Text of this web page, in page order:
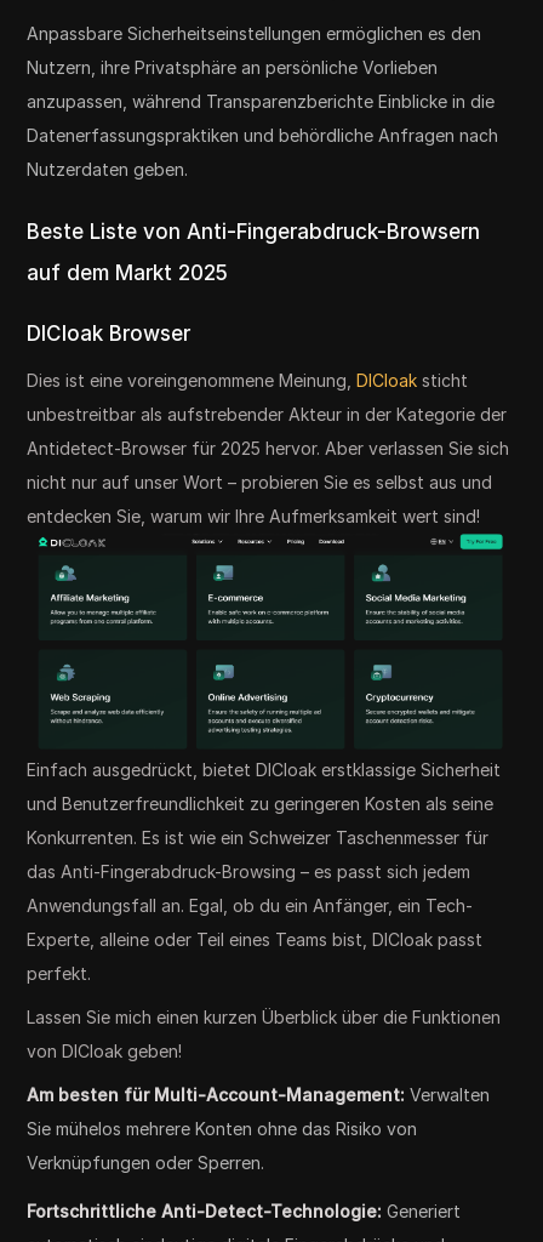
Anpassbare Sicherheitseinstellungen ermöglichen es den
Nutzern, ihre Privatsphäre an persönliche Vorlieben
anzupassen, während Transparenzberichte Einblicke in die
Datenerfassungspraktiken und behördliche Anfragen nach
Nutzerdaten geben.
Beste Liste von Anti-Fingerabdruck-Browsern
auf dem Markt 2025
DICloak Browser
Dies ist eine voreingenommene Meinung,DICloak sticht
unbestreitbar als aufstrebender Akteur in der Kategorie der
Antidetect-Browser für 2025 hervor. Aber verlassen Sie sich
nicht nur auf unser Wort – probieren Sie es selbst aus und
entdecken Sie, warum wir Ihre Aufmerksamkeit wert sind!
Einfach ausgedrückt, bietet DICloak erstklassige Sicherheit
und Benutzerfreundlichkeit zu geringeren Kosten als seine
Konkurrenten. Es ist wie ein Schweizer Taschenmesser für
das Anti-Fingerabdruck-Browsing – es passt sich jedem
Anwendungsfall an. Egal, ob du ein Anfänger, ein Tech-
Experte, alleine oder Teil eines Teams bist, DICloak passt
perfekt.
Lassen Sie mich einen kurzen Überblick über die Funktionen
von DICloak geben!
Am besten für Multi-Account-Management:Verwalten
Sie mühelos mehrere Konten ohne das Risiko von
Verknüpfungen oder Sperren.
Fortschrittliche Anti-Detect-Technologie:Generiert